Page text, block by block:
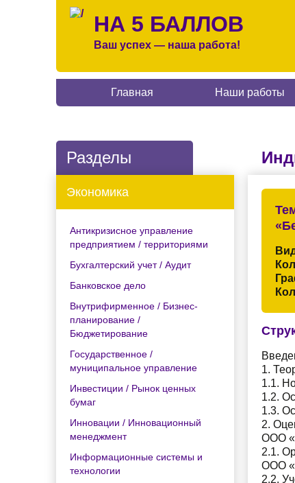
НА 5 БАЛЛОВ
Ваш успех — наша работа!
Главная Наши работы
Разделы
Экономика
Антикризисное управление
предприятием / территориями
Бухгалтерский учет / Аудит
Банковское дело
Внутрифирменное / Бизнес-
планирование /
Бюджетирование
Государственное /
муниципальное управление
Инвестиции / Рынок ценных
бумаг
Инновации / Инновационный
менеджмент
Информационные системы и
технологии
1.
1.1.
1.2.
1.3.
2.
ООО
2.1.
ООО
2.2.